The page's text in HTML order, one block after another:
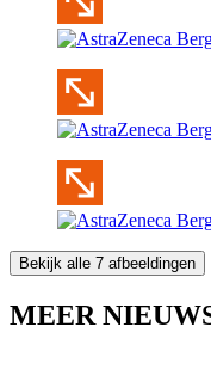
Bekijk alle 7 afbeeldingen
MEER